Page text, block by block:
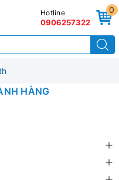
0
Hotline
0906257322
HÀNG